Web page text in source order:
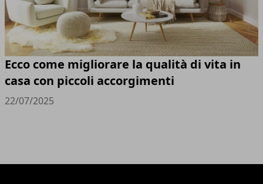
Ecco come migliorare la qualità di vita in
casa con piccoli accorgimenti
22/07/2025